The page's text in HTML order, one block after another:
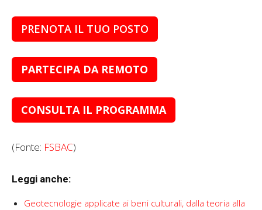
PRENOTA IL TUO POSTO
PARTECIPA DA REMOTO
CONSULTA IL PROGRAMMA
(Fonte: FSBAC)
Leggi anche:
Geotecnologie applicate ai beni culturali, dalla teoria alla